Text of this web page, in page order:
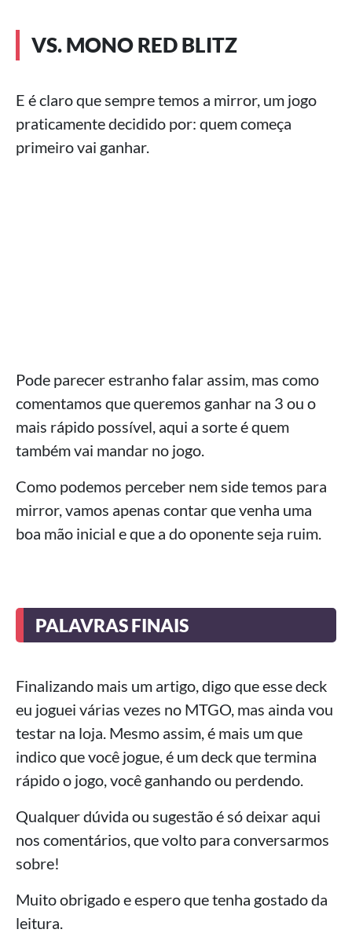
VS. MONO RED BLITZ
E é claro que sempre temos a mirror, um jogo
praticamente decidido por: quem começa
primeiro vai ganhar.
Pode parecer estranho falar assim, mas como
comentamos que queremos ganhar na 3 ou o
mais rápido possível, aqui a sorte é quem
também vai mandar no jogo.
Como podemos perceber nem side temos para
mirror, vamos apenas contar que venha uma
boa mão inicial e que a do oponente seja ruim.
PALAVRAS FINAIS
Finalizando mais um artigo, digo que esse deck
eu joguei várias vezes no MTGO, mas ainda vou
testar na loja. Mesmo assim, é mais um que
indico que você jogue, é um deck que termina
rápido o jogo, você ganhando ou perdendo.
Qualquer dúvida ou sugestão é só deixar aqui
nos comentários, que volto para conversarmos
sobre!
Muito obrigado e espero que tenha gostado da
leitura.